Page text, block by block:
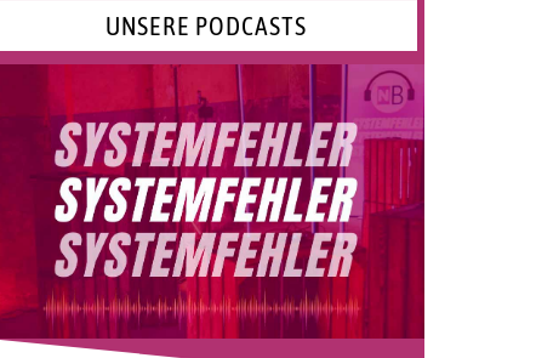
UNSERE PODCASTS